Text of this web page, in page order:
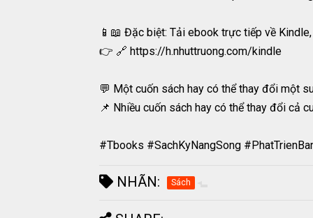
📱📖 Đặc biệt: Tải ebook trực tiếp về
👉 🔗 https://h.nhuttruong.com/kindle
💬 Một cuốn sách hay có thể thay đổi một
📌 Nhiều cuốn sách hay có thể thay đổi cả
#Tbooks #SachKyNangSong
NHÃN: Sách